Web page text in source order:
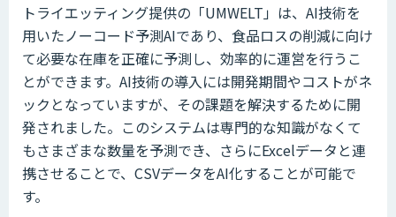
トライエッティング提供の「UMWELT」は、AI技術を
用いたノーコード予測AIであり、食品ロスの削減に向け
て必要な在庫を正確に予測し、効率的に運営を行うこ
とができます。AI技術の導入には開発期間やコストがネ
ックとなっていますが、その課題を解決するために開
発されました。このシステムは専門的な知識がなくて
もさまざまな数量を予測でき、さらにExcelデータと連
携させることで、CSVデータをAI化することが可能で
す。